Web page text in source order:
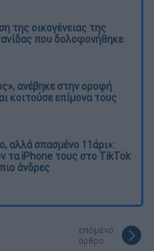
της οικογένειας της
που δολοφονήθηκε
ανέβηκε στην οροφή
κοιτούσε επίμονα τους
αλλά σπασμένο 11άρι»:
τα iPhone τους στο TikTok
άνδρες
επόμενο
άρθρο